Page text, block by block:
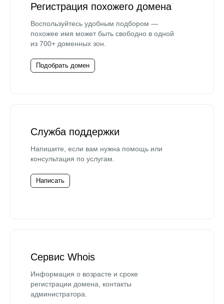
Регистрация похожего домена
Воспользуйтесь удобным подбором —
похожее имя может быть свободно в одной
из 700+ доменных зон.
Подобрать домен
Служба поддержки
Напишите, если вам нужна помощь или
консультация по услугам.
Написать
Сервис Whois
Информация о возрасте и сроке
регистрации домена, контакты
администратора.